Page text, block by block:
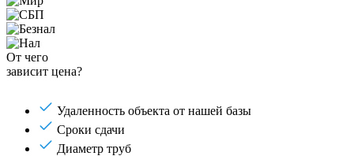
От чего
зависит цена?
Удаленность объекта от нашей базы
Сроки сдачи
Диаметр труб